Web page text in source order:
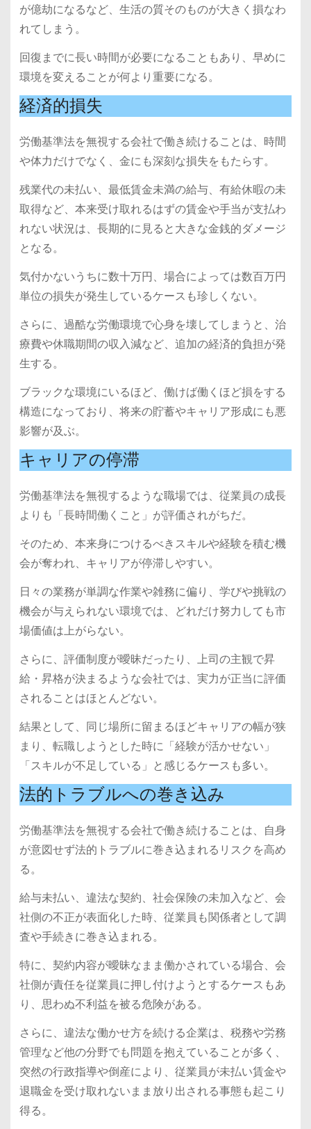
が億劫になるなど、生活の質そのものが大きく損なわ
れてしまう。
回復までに長い時間が必要になることもあり、早めに
環境を変えることが何より重要になる。
経済的損失
労働基準法を無視する会社で働き続けることは、時間
や体力だけでなく、金にも深刻な損失をもたらす。
残業代の未払い、最低賃金未満の給与、有給休暇の未
取得など、本来受け取れるはずの賃金や手当が支払わ
れない状況は、長期的に見ると大きな金銭的ダメージ
となる。
気付かないうちに数十万円、場合によっては数百万円
単位の損失が発生しているケースも珍しくない。
さらに、過酷な労働環境で心身を壊してしまうと、治
療費や休職期間の収入減など、追加の経済的負担が発
生する。
ブラックな環境にいるほど、働けば働くほど損をする
構造になっており、将来の貯蓄やキャリア形成にも悪
影響が及ぶ。
キャリアの停滞
労働基準法を無視するような職場では、従業員の成長
よりも「長時間働くこと」が評価されがちだ。
そのため、本来身につけるべきスキルや経験を積む機
会が奪われ、キャリアが停滞しやすい。
日々の業務が単調な作業や雑務に偏り、学びや挑戦の
機会が与えられない環境では、どれだけ努力しても市
場価値は上がらない。
さらに、評価制度が曖昧だったり、上司の主観で昇
給・昇格が決まるような会社では、実力が正当に評価
されることはほとんどない。
結果として、同じ場所に留まるほどキャリアの幅が狭
まり、転職しようとした時に「経験が活かせない」
「スキルが不足している」と感じるケースも多い。
法的トラブルへの巻き込み
労働基準法を無視する会社で働き続けることは、自身
が意図せず法的トラブルに巻き込まれるリスクを高め
る。
給与未払い、違法な契約、社会保険の未加入など、会
社側の不正が表面化した時、従業員も関係者として調
査や手続きに巻き込まれる。
特に、契約内容が曖昧なまま働かされている場合、会
社側が責任を従業員に押し付けようとするケースもあ
り、思わぬ不利益を被る危険がある。
さらに、違法な働かせ方を続ける企業は、税務や労務
管理など他の分野でも問題を抱えていることが多く、
突然の行政指導や倒産により、従業員が未払い賃金や
退職金を受け取れないまま放り出される事態も起こり
得る。